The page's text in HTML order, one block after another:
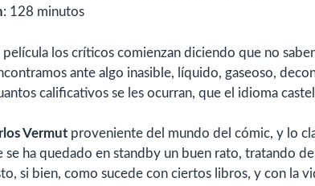
: 128 minutos
película los críticos comienzan diciendo que no
ante algo inasible, líquido, gaseoso,
calificativos se les ocurran, que el idioma
Vermut proveniente del mundo del cómic, y lo
ha quedado en standby un buen rato, tratando de
si bien, como sucede con ciertos libros, y con la